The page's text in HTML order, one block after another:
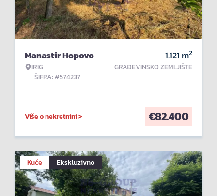
Manastir Hopovo
IRIG
ŠIFRA: #574237
1.121 m2
GRAĐEVINSKO ZEMLJIŠTE
Više o nekretnini > €82.400
Kuće Ekskluzivno